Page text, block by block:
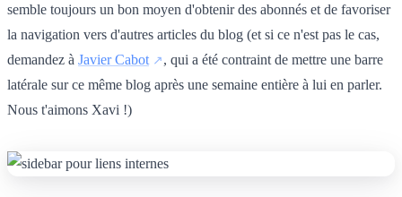
semble toujours un bon moyen d'obtenir des abonnés et de favoriser
la navigation vers d'autres articles du blog (et si ce n'est pas le cas,
demandez à Javier Cabot
, qui a été contraint de mettre une barre
latérale sur ce même blog après une semaine entière à lui en parler.
Nous t'aimons Xavi !)